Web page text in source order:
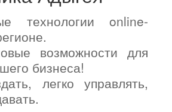
технологии online-
возможности для
бизнеса!
легко управлять,